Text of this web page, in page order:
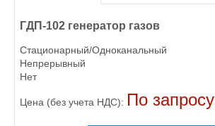
ГДП-102 генератор газов
Стационарный/Одноканальный
Непрерывный
Нет
Цена (без учета НДС): По запросу